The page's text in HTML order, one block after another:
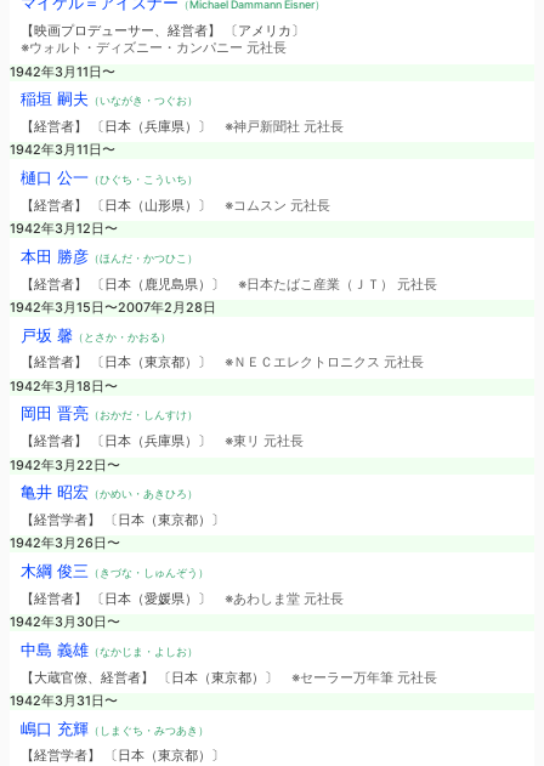
（Michael Dammann Eisner）
【映画プロデューサー、経営者】 〔アメリカ〕
※ウォルト・ディズニー・カンパニー 元社長
1942年3月11日〜
稲垣 嗣夫 （いながき・つぐお）
【経営者】 〔日本（兵庫県）〕 ※神戸新聞社 元社長
1942年3月11日〜
樋口 公一（ひぐち・こういち）
【経営者】 〔日本（山形県）〕 ※コムスン 元社長
1942年3月12日〜
本田 勝彦（ほんだ・かつひこ）
【経営者】 〔日本（鹿児島県）〕 ※日本たばこ産業（ＪＴ） 元社長
1942年3月15日〜2007年2月28日
戸坂 馨（とさか・かおる）
【経営者】 〔日本（東京都）〕 ※ＮＥＣエレクトロニクス 元社長
1942年3月18日〜
岡田 晋亮（おかだ・しんすけ）
【経営者】 〔日本（兵庫県）〕 ※東リ 元社長
1942年3月22日〜
亀井 昭宏（かめい・あきひろ）
【経営学者】 〔日本（東京都）〕
1942年3月26日〜
木綱 俊三 （きづな・しゅんぞう）
【経営者】 〔日本（愛媛県）〕 ※あわしま堂 元社長
1942年3月30日〜
中島 義雄（なかじま・よしお）
【大蔵官僚、経営者】 〔日本（東京都）〕 ※セーラー万年筆 元社長
1942年3月31日〜
嶋口 充輝（しまぐち・みつあき）
【経営学者】 〔日本（東京都）〕